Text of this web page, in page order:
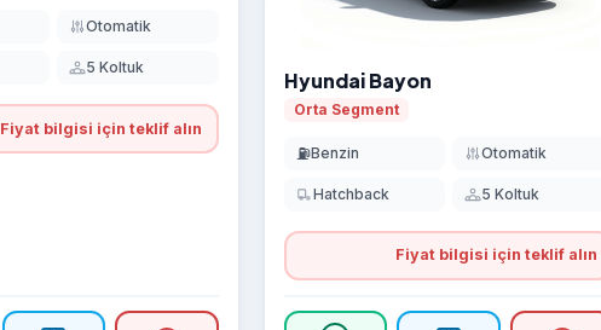
Otomatik
5 Koltuk
Fiyat bilgisi için teklif alın
Hyundai Bayon
Orta Segment
⛽Benzin Otomatik
Hatchback 5 Koltuk
Fiyat bilgisi için teklif alın